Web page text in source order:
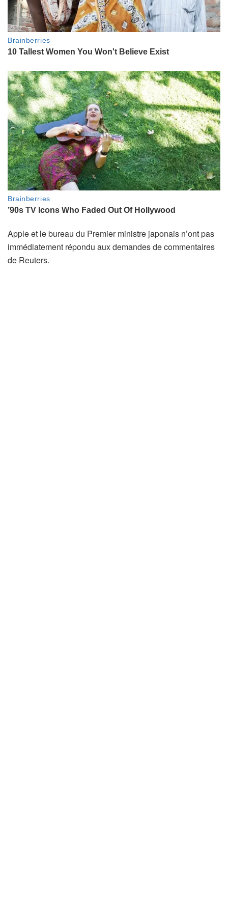
Apple et le bureau du Premier ministre japonais n’ont pas
immédiatement répondu aux demandes de commentaires
de Reuters.